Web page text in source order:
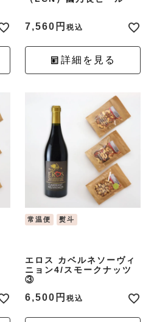
7,560 税込
詳細を見る
常温便 熨斗
エロス カベルネソーヴィ
ニョン4/スモークナッツ
③
6,500 税込